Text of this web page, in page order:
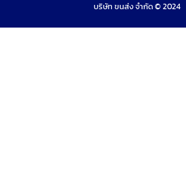
บริษัท ขนส่ง จำกัด © 2024